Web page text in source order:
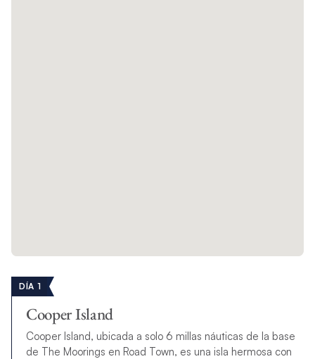
DÍA 1
Cooper Island
Cooper Island, ubicada a solo 6 millas náuticas de la base
de The Moorings en Road Town, es una isla hermosa con